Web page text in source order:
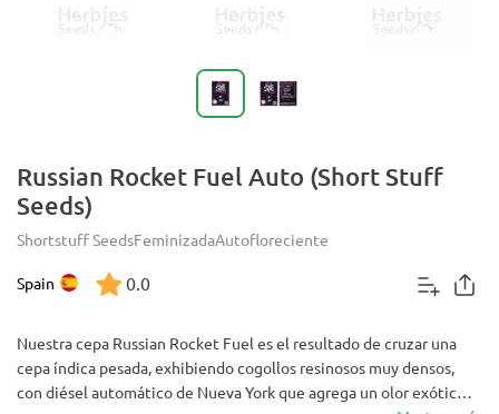
Russian Rocket Fuel Auto (Short Stuff
Seeds)
Shortstuff SeedsFeminizadaAutofloreciente
Spain 0.0
Nuestra cepa Russian Rocket Fuel es el resultado de cruzar una
cepa índica pesada, exhibiendo cogollos resinosos muy densos,
con diésel automático de Nueva York que agrega un olor exótico